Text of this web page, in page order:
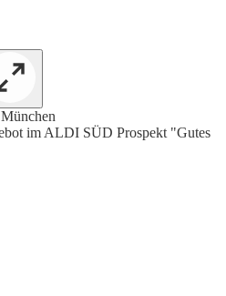
im ALDI SÜD Prospekt "Gutes